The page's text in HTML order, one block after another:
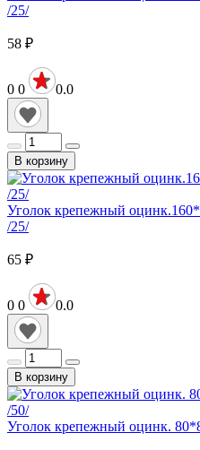
/25/
58 ₽
0 0 0.0
В корзину
Уголок крепежный
/25/
65 ₽
0 0 0.0
В корзину
Уголок крепежный оцинк.